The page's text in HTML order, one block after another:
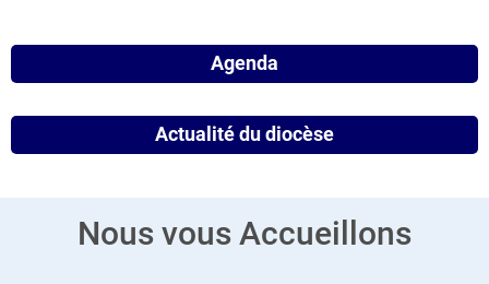
Agenda
Actualité du diocèse
Nous vous Accueillons